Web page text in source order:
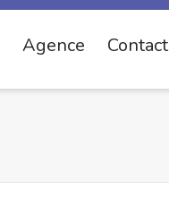
Agence Contact